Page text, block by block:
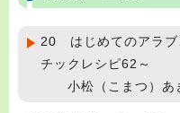
20 はじめてのアラ
チックレシピ62～
小松（こまつ）